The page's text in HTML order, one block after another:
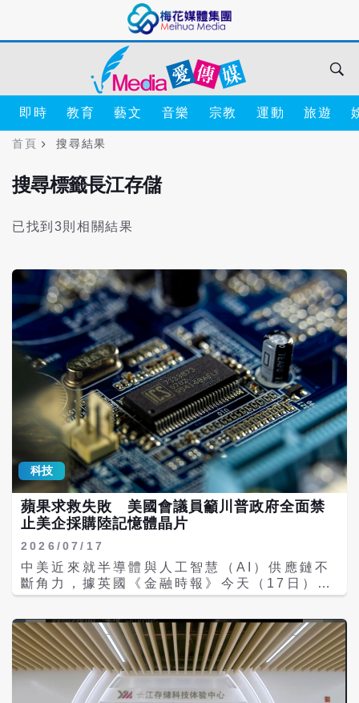
即時 教育 藝文 音樂 宗教 運動 旅遊
首頁 搜尋結果
搜尋標籤長江存儲
已找到3則相關結果
科技
蘋果求救失敗 美國會議員籲川普政府全面禁
止美企採購陸記憶體晶片
2026/07/17
中美近來就半導體與人工智慧（AI）供應鏈不
斷角力，據英國《金融時報》今天（17日）報
導，美國聯邦眾議院美中戰略競爭特別委員會
共和黨主席穆勒納爾（John Moolenaar）與
跨黨派議員聯名致函川普政府，要求全面禁止
美企採購中國半導體大廠長鑫存儲（CXMT）
及長江存儲（YMTC）生產的記憶體晶片，以
避免美國AI基礎建設及關鍵零組件供應鏈對中